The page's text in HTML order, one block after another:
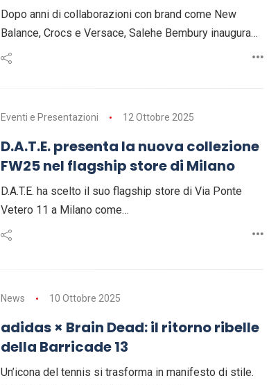
Dopo anni di collaborazioni con brand come New
Balance, Crocs e Versace, Salehe Bembury inaugura…
Eventi e Presentazioni 12 Ottobre 2025
D.A.T.E. presenta la nuova collezione
FW25 nel flagship store di Milano
D.A.T.E. ha scelto il suo flagship store di Via Ponte
Vetero 11 a Milano come…
News 10 Ottobre 2025
adidas × Brain Dead: il ritorno ribelle
della Barricade 13
Un’icona del tennis si trasforma in manifesto di stile.